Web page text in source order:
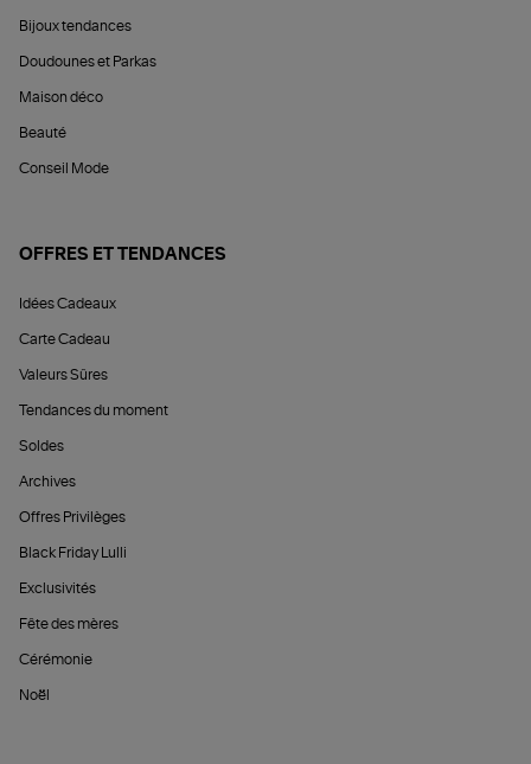
Bijoux tendances
Doudounes et Parkas
Maison déco
Beauté
Conseil Mode
OFFRES ET TENDANCES
Idées Cadeaux
Carte Cadeau
Valeurs Sûres
Tendances du moment
Soldes
Archives
Offres Privilèges
Black Friday Lulli
Exclusivités
Fête des mères
Cérémonie
Noël